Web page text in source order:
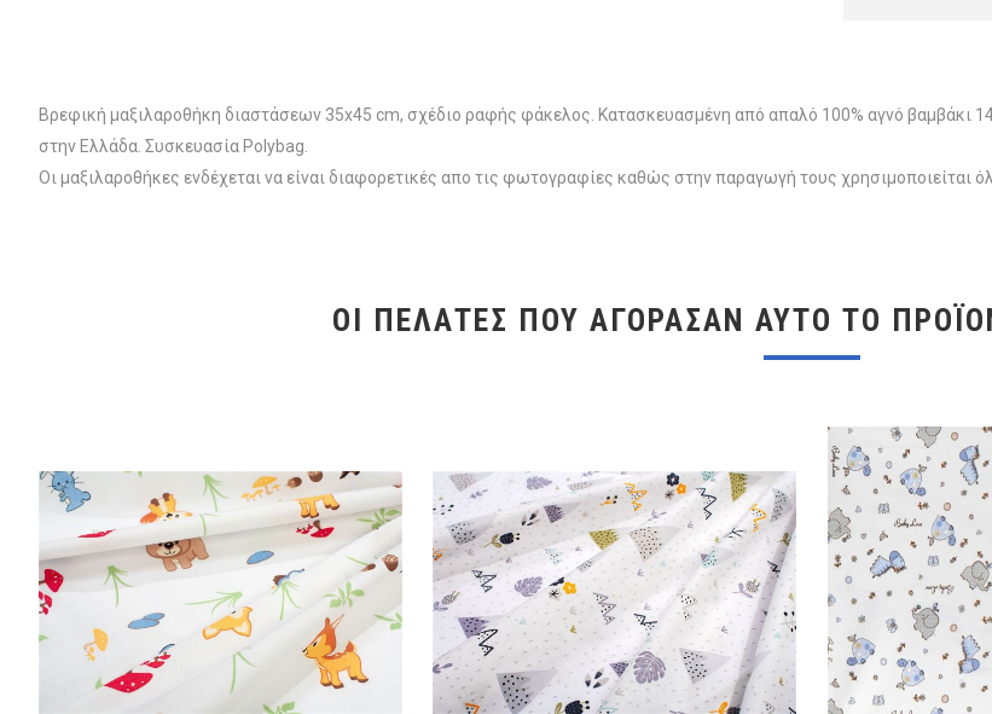
Βρεφική μαξιλαροθήκη διαστάσεων 35x45 cm, σχέδιο ραφής φάκελος. Κατασκευασμένη από απαλό 100% αγνό βαμβάκι
στην Ελλάδα. Συσκευασία Polybag.
Οι μαξιλαροθήκες ενδέχεται να είναι διαφορετικές απο τις φωτογραφίες καθώς στην παραγωγή τους χρησιμοποιείται
ΟΙ ΠΕΛΆΤΕΣ ΠΟΥ ΑΓΌΡΑΣΑΝ ΑΥΤΌ ΤΟ